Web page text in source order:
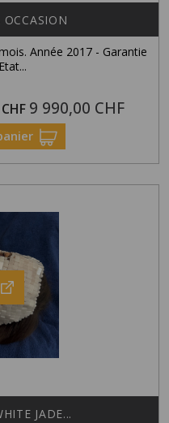
Année 2017 - Garantie
Prix
9 990,00 CHF
JADE...